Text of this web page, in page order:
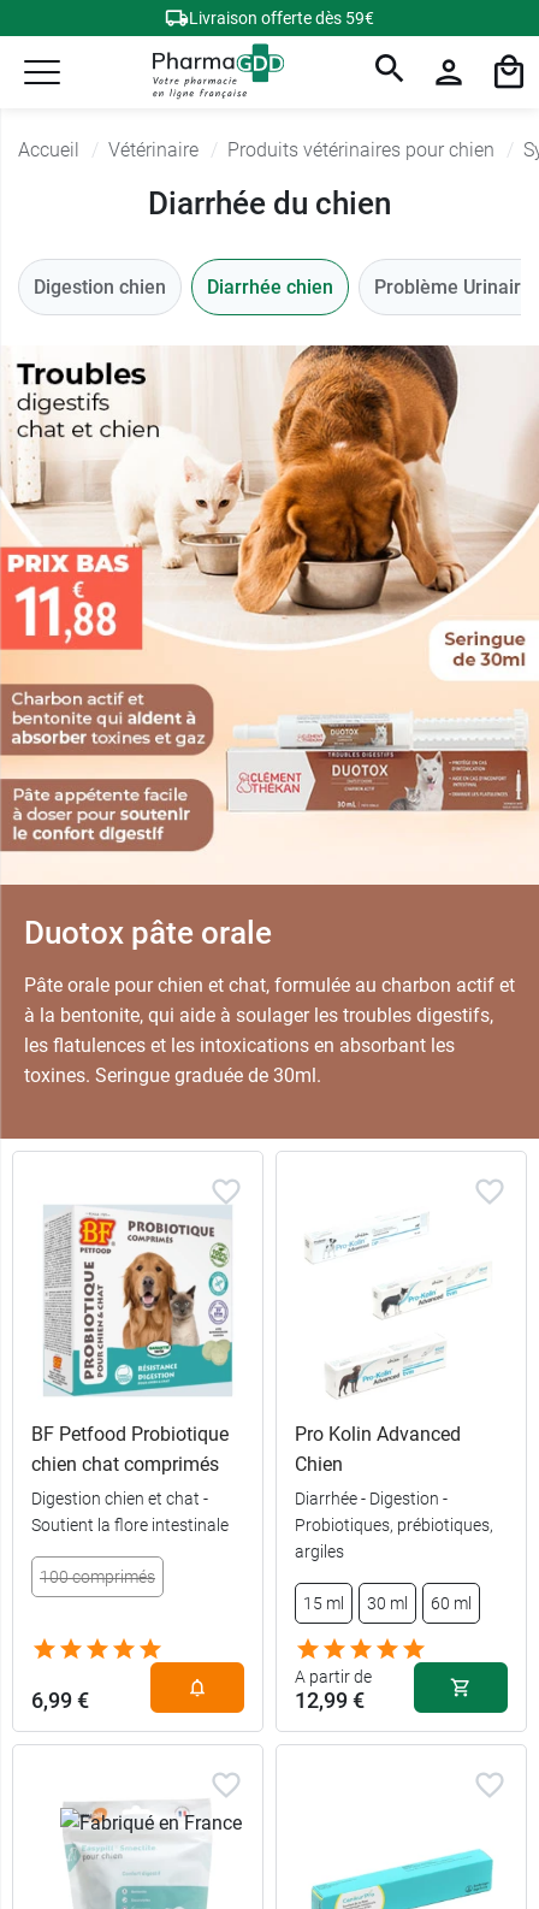
Livraison offerte dès 59€
Accueil Vétérinaire Produits vétérinaires pour chien
Diarrhée du chien
Digestion chien Diarrhée chien Problème Urinaire
Duotox pâte orale
Pâte orale pour chien et chat, formulée au charbon actif et
à la bentonite, qui aide à soulager les troubles digestifs,
les flatulences et les intoxications en absorbant les
toxines. Seringue graduée de 30ml.
BF Petfood Probiotique
chien chat comprimés
Digestion chien et chat -
Soutient la flore intestinale
100 comprimés
6,99 €
Pro Kolin Advanced
Chien
Diarrhée - Digestion -
Probiotiques, prébiotiques,
argiles
15 ml 30 ml 60 ml
A partir de
12,99 €